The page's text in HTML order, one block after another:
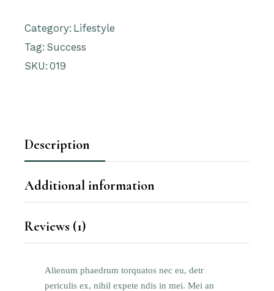
Category: Lifestyle
Tag: Success
SKU: 019
Description
Additional information
Reviews (1)
Alienum phaedrum torquatos nec eu, detr
periculis ex, nihil expete ndis in mei. Mei an